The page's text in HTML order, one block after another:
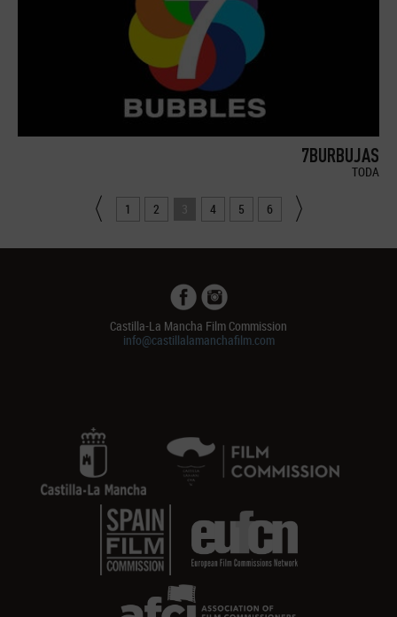
7BURBUJAS
TODA
1 2 3 4 5 6
Castilla-La Mancha Film Commission
info@castillalamanchafilm.com